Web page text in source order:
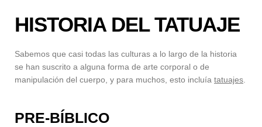
HISTORIA DEL TATUAJE
Sabemos que casi todas las culturas a lo largo de la historia
se han suscrito a alguna forma de arte corporal o de
manipulación del cuerpo, y para muchos, esto incluía tatuajes
PRE-BÍBLICO